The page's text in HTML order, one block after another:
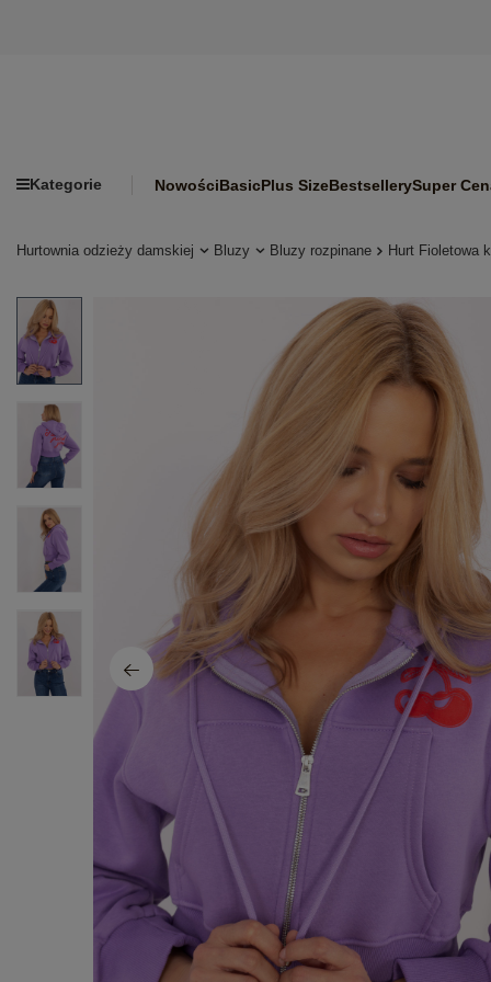
Kategorie NowościBasicPlus SizeBestsellerySuper
Hurtownia odzieży damskiej Bluzy Bluzy rozpinane Hurt Fioletowa